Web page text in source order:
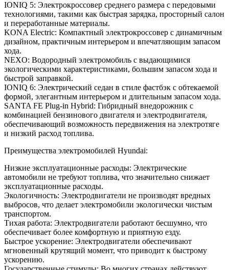
IONIQ 5: Электрокроссовер среднего размера с передовыми
технологиями, такими как быстрая зарядка, просторный салон
и переработанные материалы.
KONA Electric: Компактный электрокроссовер с динамичным
дизайном, практичным интерьером и впечатляющим запасом
хода.
NEXO: Водородный электромобиль с выдающимися
экологическими характеристиками, большим запасом хода и
быстрой заправкой.
IONIQ 6: Электрический седан в стиле фастбэк с обтекаемой
формой, элегантным интерьером и длительным запасом хода.
SANTA FE Plug-in Hybrid: Гибридный внедорожник с
комбинацией бензинового двигателя и электродвигателя,
обеспечивающий возможность передвижения на электротяге
и низкий расход топлива.
Преимущества электромобилей Hyundai:
Низкие эксплуатационные расходы: Электрические
автомобили не требуют топлива, что значительно снижает
эксплуатационные расходы.
Экологичность: Электродвигатели не производят вредных
выбросов, что делает электромобили экологически чистым
транспортом.
Тихая работа: Электродвигатели работают бесшумно, что
обеспечивает более комфортную и приятную езду.
Быстрое ускорение: Электродвигатели обеспечивают
мгновенный крутящий момент, что приводит к быстрому
ускорению.